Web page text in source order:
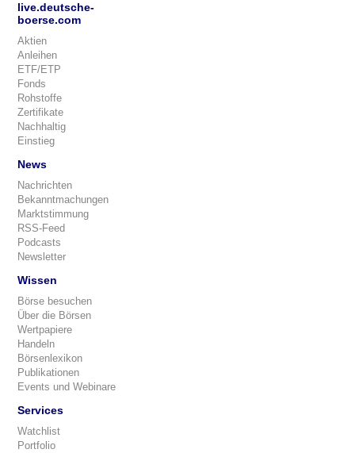
live.deutsche-
boerse.com
Aktien
Anleihen
ETF/ETP
Fonds
Rohstoffe
Zertifikate
Nachhaltig
Einstieg
News
Nachrichten
Bekanntmachungen
Marktstimmung
RSS-Feed
Podcasts
Newsletter
Wissen
Börse besuchen
Über die Börsen
Wertpapiere
Handeln
Börsenlexikon
Publikationen
Events und Webinare
Services
Watchlist
Portfolio